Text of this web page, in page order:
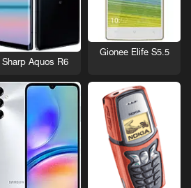
Gionee Elife S5.5
Sharp Aquos R6